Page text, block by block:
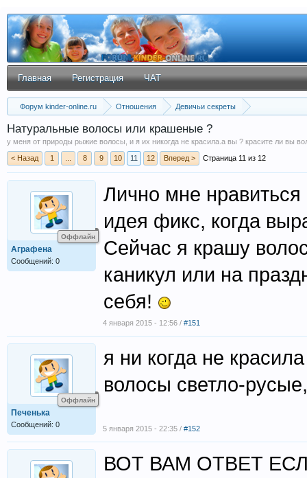
Главная Регистрация ЧАТ
Форум kinder-online.ru Отношения Девичьи секреты
Натуральные волосы или крашеные ?
у меня от природы рыжие волосы, и я их никогда не красила.а вы ? красите ли вы
< Назад
1 8 9 10 11 12 Вперед > Страница 11 из 12
Оффлайн
Аграфена
Сообщений: 0
Лично мне
идея фикс, когда
Сейчас я крашу
каникул или на
себя!
4 января 2015 - 12:56 / #151
Оффлайн
Печенька
Сообщений: 0
я ни когда не
волосы светло-
5 января 2015 - 22:35 / #152
ВОТ ВАМ ОТВЕТ